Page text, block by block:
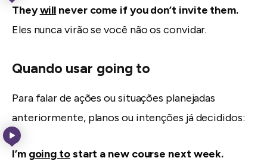
Theywill never come if you don’t invite them.
Eles nunca virão se você não os convidar.
Quando usar going to
Para falar de ações ou situações planejadas
anteriormente, planos ou intenções já decididos:
I’m going tostart a new course next week.